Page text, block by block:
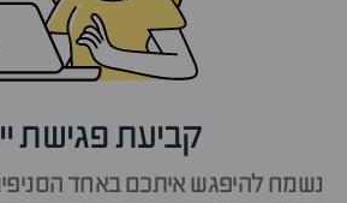
קביעת פגישת
נשמח להיפגש איתכם באחד